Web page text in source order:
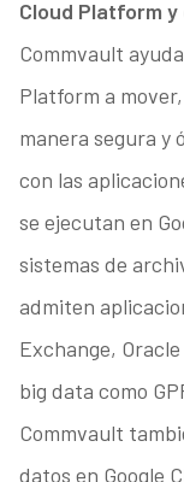
Cloud Platform
Commvault
Platform a
manera segura y
con las
se ejecutan en
sistemas de
admiten
Exchange,
big data como
Commvault
datos en Google